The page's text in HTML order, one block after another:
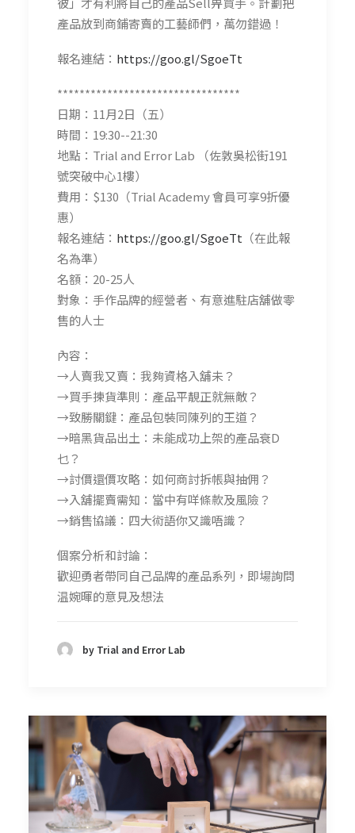
產品放到商鋪寄賣的工藝師們，萬勿錯過！
報名連結： https://goo.gl/SgoeTt
*********************************
日期：11月2日（五）
時間：19:30--21:30
地點：Trial and Error Lab （佐敦吳松街191
號突破中心1樓）
費用：$130（Trial Academy 會員可享9折優
惠）
報名連結： https://goo.gl/SgoeTt （在此報
名為準）
名額：20-25人
對象：手作品牌的經營者、有意進駐店舖做零
售的人士
內容：
→人賣我又賣：我夠資格入舖未？
→買手揀貨準則：產品平靚正就無敵？
→致勝關鍵：產品包裝同陳列的王道？
→暗黑貨品出土：未能成功上架的產品衰D
乜？
→討價還價攻略：如何商討拆帳與抽佣？
→入舖擺賣需知：當中有咩條款及風險？
→銷售協議：四大術語你又識唔識？
個案分析和討論：
歡迎勇者帶同自己品牌的產品系列，即場詢問
温婉暉的意見及想法
by Trial and Error Lab